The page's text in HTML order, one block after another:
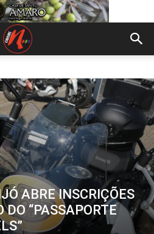
ABRE INSCRIÇÕES
DO “PASSAPORTE